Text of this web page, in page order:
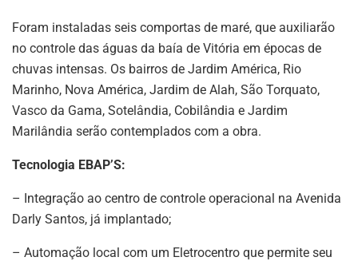
Foram instaladas seis comportas de maré, que auxiliarão
no controle das águas da baía de Vitória em épocas de
chuvas intensas. Os bairros de Jardim América, Rio
Marinho, Nova América, Jardim de Alah, São Torquato,
Vasco da Gama, Sotelândia, Cobilândia e Jardim
Marilândia serão contemplados com a obra.
Tecnologia EBAP’S:
– Integração ao centro de controle operacional na Avenida
Darly Santos, já implantado;
– Automação local com um Eletrocentro que permite seu